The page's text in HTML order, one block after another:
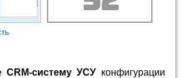
CRM-систему УСУ конфигурации